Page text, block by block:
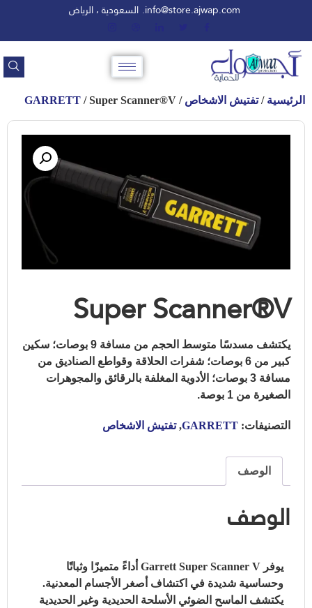
info@store.ajwap.com. السعودية ، الرياض
الرئيسية /تفتيش الاشخاص /
GARRETT / Super Scanner®V
Super Scanner®V
يكتشف مسدسًا متوسط الحجم من مسافة 9 بوصات؛
سكين
كبير من 6 بوصات؛
شفرات الحلاقة وقواطع الصناديق من
مسافة 3 بوصات؛
الأدوية المغلفة بالرقائق والمجوهرات
الصغيرة من 1 بوصة.
التصنيفات: GARRETT
,تفتيش الاشخاص
الوصف
الوصف
يوفر Garrett Super Scanner V أداءً متميزًا وثباتًا
وحساسية شديدة في اكتشاف أصغر الأجسام المعدنية.
يكتشف الماسح الضوئي الأسلحة الحديدية وغير الحديدية